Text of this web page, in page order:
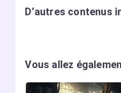
D’autres contenus
Vous allez